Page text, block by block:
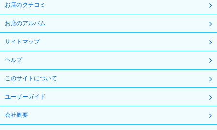
お店のクチコミ
お店のアルバム
サイトマップ
ヘルプ
このサイトについて
ユーザーガイド
会社概要